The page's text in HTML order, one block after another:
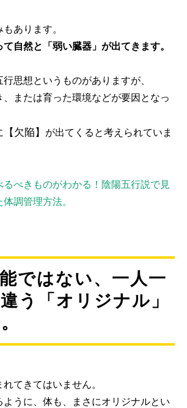
あります。
自然と「弱い臓器」が出てきます。
思想というものがありますが、
または育った環境などが要因となっ
【欠陥】 が出てくると考えられていま
べきものがわかる！陰陽五行説で見
調管理方法。
ではない、一人一
う「オリジナル」
てきてはいません。
うに、体も、まさにオリジナルとい